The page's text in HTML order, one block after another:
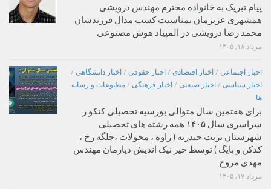
پیام تبریک به خانواده محترم مهندس درویشی
همشهری عزیزمان بمناسبت کسب مدال فرزندشان
محمد رضا درویشی در المپیاد هوش مصنوعی
مرداد ۱۸, ۱۴۰۵
اخبار اجتماعی / اخبار اقتصادی / اخبار حقوقی / اخبار دانشگاهی /
اخبار سیاسی / اخبار صنعتی / اخبار فرهنگی / مطبوعات و رسانه
ها
برای هفتمین سال متوالی بورسیه تحصیلی کنکو ر
سراسری سال ۱۴۰۵ همه رشته های تحصیلی
شهرستان تربت حیدریه ( زاوه ، محولات ،جلگه رخ ،
کدکن و بایگ ) توسط خیر نیک اندیش دیارمان مهندس
مهدی مروج
مرداد ۱۷, ۱۴۰۵